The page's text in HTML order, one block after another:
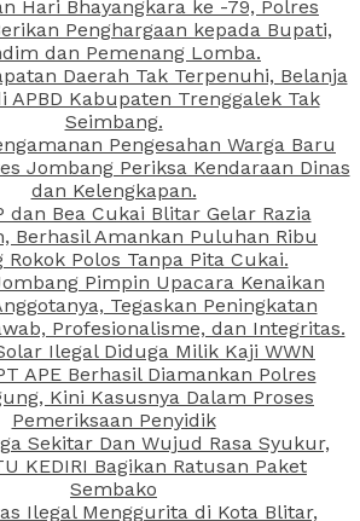
Hari Bhayangkara ke -79, Polres
Penghargaan kepada Bupati,
dan Pemenang Lomba.
Daerah Tak Terpenuhi, Belanja
APBD Kabupaten Trenggalek Tak
Seimbang.
Pengesahan Warga Baru
Jombang Periksa Kendaraan Dinas
dan Kelengkapan.
dan Bea Cukai Blitar Gelar Razia
Berhasil Amankan Puluhan Ribu
Rokok Polos Tanpa Pita Cukai.
Pimpin Upacara Kenaikan
Tegaskan Peningkatan
Profesionalisme, dan Integritas.
Ilegal Diduga Milik Kaji WWN
APE Berhasil Diamankan Polres
Kini Kasusnya Dalam Proses
Pemeriksaan Penyidik
Sekitar Dan Wujud Rasa Syukur,
KEDIRI Bagikan Ratusan Paket
Sembako
Ilegal Menggurita di Kota Blitar,